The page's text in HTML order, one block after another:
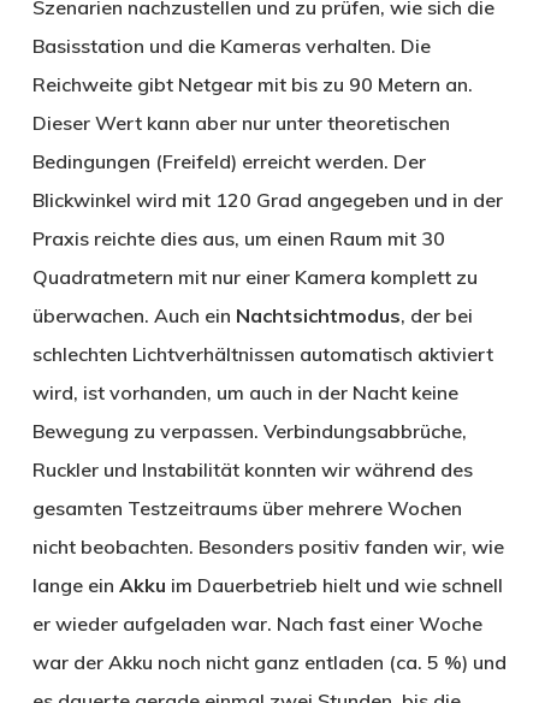
Szenarien nachzustellen und zu prüfen, wie sich die
Basisstation und die Kameras verhalten. Die
Reichweite gibt Netgear mit bis zu 90 Metern an.
Dieser Wert kann aber nur unter theoretischen
Bedingungen (Freifeld) erreicht werden. Der
Blickwinkel wird mit 120 Grad angegeben und in der
Praxis reichte dies aus, um einen Raum mit 30
Quadratmetern mit nur einer Kamera komplett zu
überwachen. Auch ein Nachtsichtmodus, der bei
schlechten Lichtverhältnissen automatisch aktiviert
wird, ist vorhanden, um auch in der Nacht keine
Bewegung zu verpassen. Verbindungsabbrüche,
Ruckler und Instabilität konnten wir während des
gesamten Testzeitraums über mehrere Wochen
nicht beobachten. Besonders positiv fanden wir, wie
lange ein Akku im Dauerbetrieb hielt und wie schnell
er wieder aufgeladen war. Nach fast einer Woche
war der Akku noch nicht ganz entladen (ca. 5 %) und